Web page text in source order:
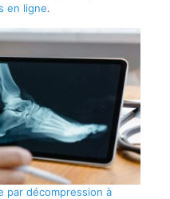
en ligne.
par décompression à